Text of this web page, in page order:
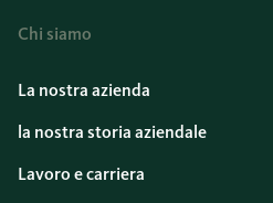
Chi siamo
La nostra azienda
la nostra storia aziendale
Lavoro e carriera